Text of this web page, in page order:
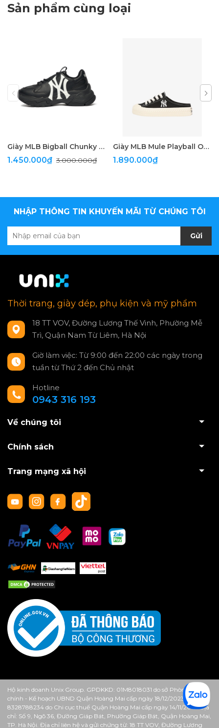
Sản phẩm cùng loại
Giày MLB Bigball Chunky A New York Yankees
1.450.000₫ 3.000.000₫
Giày MLB Mule Playball Origin
1.890.000₫
NHẬP THÔNG TIN KHUYẾN MÃI TỪ CHÚNG TÔI
Gửi
Thời trang, giày dép, phụ kiện và mỹ phẩm
18 TT VOV, Đường Lương Thế Vinh, Phường Mễ
Trì, Quận Nam Từ Liêm, Hà Nội
Giờ làm việc: Từ 9:00 đến 22:00 các ngày trong
tuần từ Thứ 2 đến Chủ nhật
Hotline
0943 316 193
Về chúng tôi
Chính sách
Trang mạng xã hội
Hộ kinh doanh Unix Group. GPDKKD: 01M8018031 do sở Phòng Tài
chính - Kế hoạch UBND Quận Hoàng Mai cấp ngày 18/12/2023. MST:
8328788234 do Chi cục thuế Quận Hoàng Mai cấp ngày 14/11/2013. Địa
chỉ: Số 9, Ngõ 36, Đường Giáp Bát, Phường Giáp Bát, Quận Hoàng Mai,
TP. Hà Nội. Địa chỉ liên hệ và gửi chứng từ: 18 TT VOV, Đường Lương